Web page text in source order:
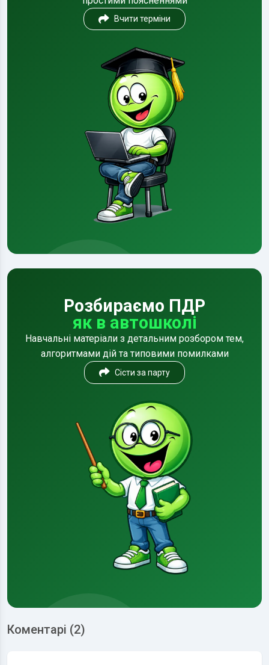
Вчити терміни
Розбираємо ПДР
як в автошколі
Навчальні матеріали з детальним розбором тем,
алгоритмами дій та типовими помилками
Сісти за парту
Коментарі (2)